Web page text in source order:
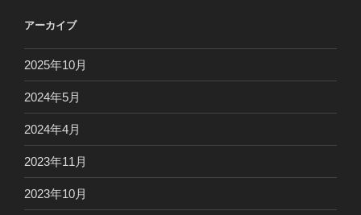
アーカイブ
2025年10月
2024年5月
2024年4月
2023年11月
2023年10月